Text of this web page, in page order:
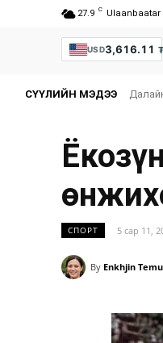
27.9 C Ulaanbaatar
USD3,616.11
СҮҮЛИЙН МЭДЭЭ
СПОРТ 5 сар 11,
By Enkhjin